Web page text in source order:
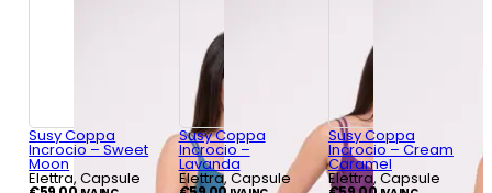
Susy Coppa
Incrocio – Sweet
Moon
Elettra, Capsule
Susy Coppa
Incrocio –
Lavanda
Elettra, Capsule
Susy Coppa
Incrocio – Cream
Caramel
Elettra, Capsule